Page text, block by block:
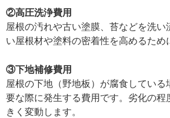
②高圧洗浄費用
屋根の汚れや古い塗膜、苔などを洗い
い屋根材や塗料の密着性を高めるため
③下地補修費用
屋根の下地（野地板）が腐食している
要な際に発生する費用です。劣化の程
きく変動します。